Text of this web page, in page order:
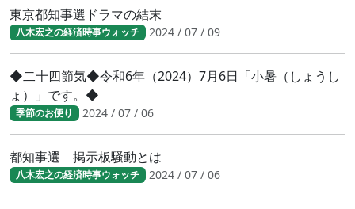
東京都知事選ドラマの結末
八木宏之の経済時事ウォッチ 2024 / 07 / 09
◆二十四節気◆令和6年（2024）7月6日「小暑（しょうし
ょ）」です。◆
季節のお便り 2024 / 07 / 06
都知事選 掲示板騒動とは
八木宏之の経済時事ウォッチ 2024 / 07 / 06